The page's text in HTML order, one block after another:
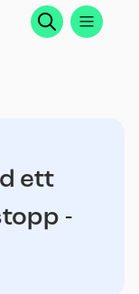
Søk
ett
-